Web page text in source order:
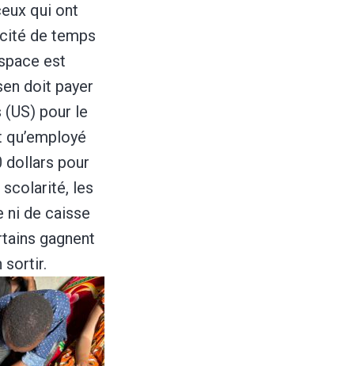
qui ont
de temps
est
doit payer
(US) pour le
dollars pour
scolarité, les
ni de caisse
gagnent
sortir.